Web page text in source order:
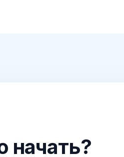
начать?